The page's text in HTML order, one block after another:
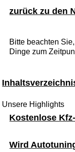
zurück zu den
Bitte beachten
Dinge zum
Unsere Highlights
Kostenlose
Wird